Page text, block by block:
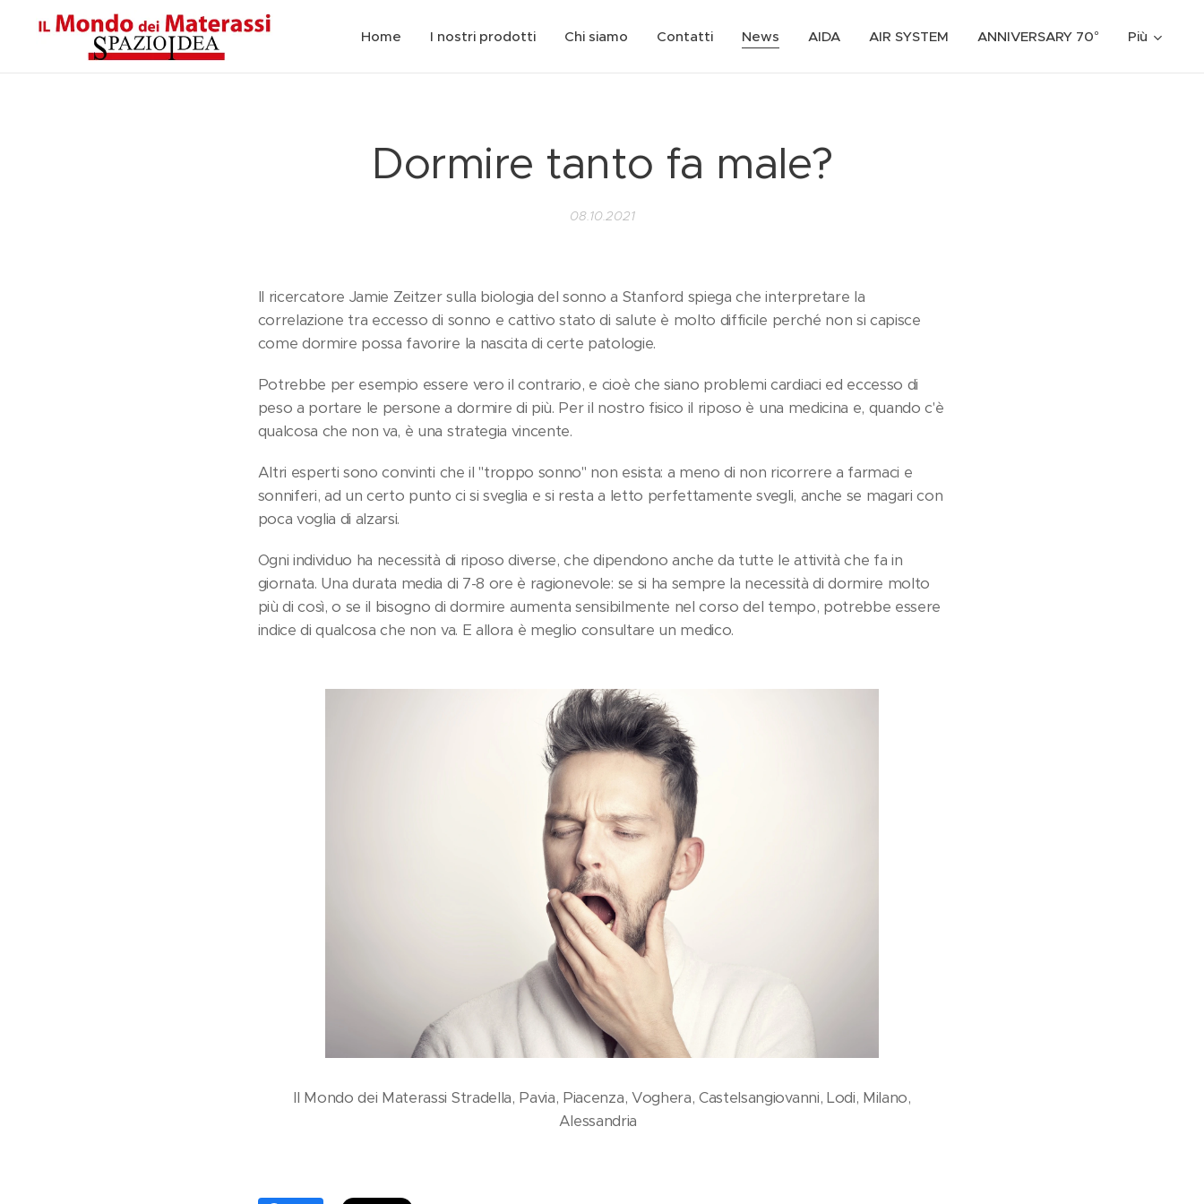
Home I nostri prodotti Chi siamo Contatti News AIDA AIR SYSTEM ANNIVERSARY 70° Più
Dormire tanto fa male?
08.10.2021
Il ricercatore Jamie Zeitzer sulla biologia del sonno a Stanford spiega che interpretare la
correlazione tra eccesso di sonno e cattivo stato di salute è molto difficile perché non si capisce
come dormire possa favorire la nascita di certe patologie.
Potrebbe per esempio essere vero il contrario, e cioè che siano problemi cardiaci ed eccesso di
peso a portare le persone a dormire di più. Per il nostro fisico il riposo è una medicina e, quando c'è
qualcosa che non va, è una strategia vincente.
Altri esperti sono convinti che il "troppo sonno" non esista: a meno di non ricorrere a farmaci e
sonniferi, ad un certo punto ci si sveglia e si resta a letto perfettamente svegli, anche se magari con
poca voglia di alzarsi.
Ogni individuo ha necessità di riposo diverse, che dipendono anche da tutte le attività che fa in
giornata. Una durata media di 7-8 ore è ragionevole: se si ha sempre la necessità di dormire molto
più di così, o se il bisogno di dormire aumenta sensibilmente nel corso del tempo, potrebbe essere
indice di qualcosa che non va. E allora è meglio consultare un medico.
Il Mondo dei Materassi Stradella, Pavia, Piacenza, Voghera, Castelsangiovanni, Lodi, Milano,
Alessandria